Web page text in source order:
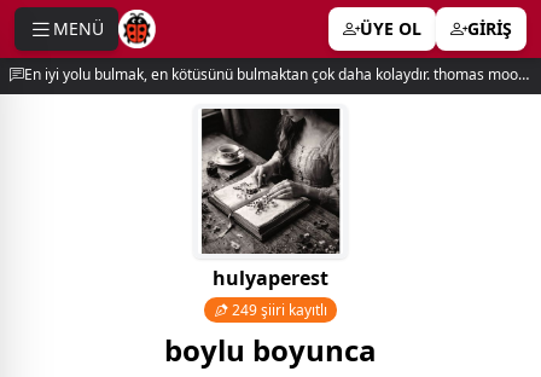
MENÜ ÜYE OL GİRİŞ
En iyi yolu bulmak, en kötüsünü bulmaktan çok daha kolaydır. thomas moore
hulyaperest
249 şiiri kayıtlı
boylu boyunca
menu